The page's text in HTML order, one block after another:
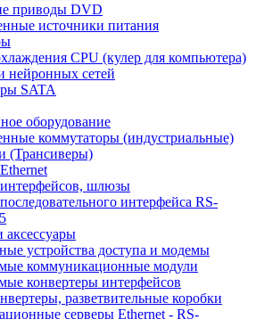
приводы DVD
источники питания
CPU (кулер для компьютера)
нейронных сетей
SATA
оборудование
коммутаторы (индустриальные)
(Трансиверы)
шлюзы
интерфейса RS-
устройства доступа и модемы
коммуникационные модули
конвертеры интерфейсов
разветвительные коробки
серверы Ethernet - RS-